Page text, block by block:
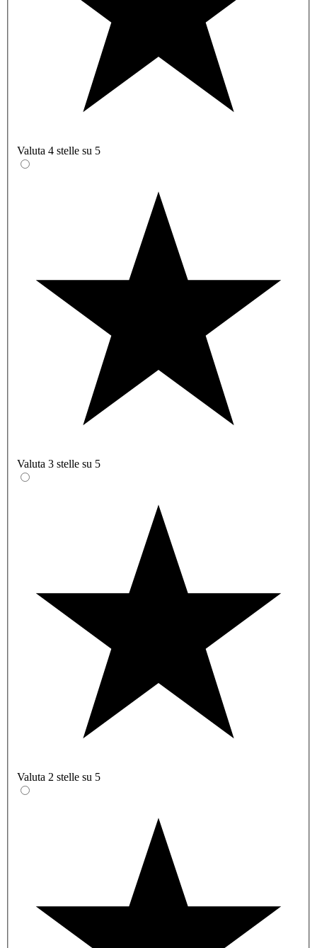
Valuta 4 stelle su 5
Valuta 3 stelle su 5
Valuta 2 stelle su 5